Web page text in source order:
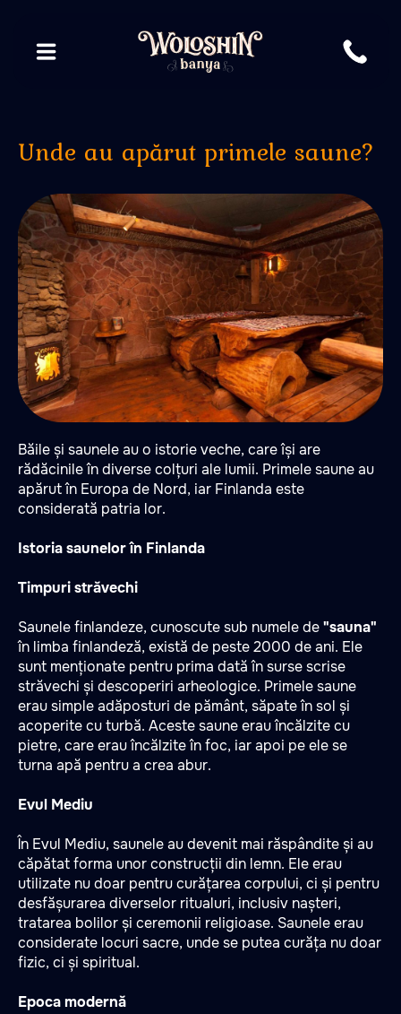
Unde au apărut primele saune?
Băile și saunele au o istorie veche, care își are
rădăcinile în diverse colțuri ale lumii. Primele saune au
apărut în Europa de Nord, iar Finlanda este
considerată patria lor.
Istoria saunelor în Finlanda
Timpuri străvechi
Saunele finlandeze, cunoscute sub numele de"sauna"
în limba finlandeză, există de peste 2000 de ani. Ele
sunt menționate pentru prima dată în surse scrise
străvechi și descoperiri arheologice. Primele saune
erau simple adăposturi de pământ, săpate în sol și
acoperite cu turbă. Aceste saune erau încălzite cu
pietre, care erau încălzite în foc, iar apoi pe ele se
turna apă pentru a crea abur.
Evul Mediu
În Evul Mediu, saunele au devenit mai răspândite și au
căpătat forma unor construcții din lemn. Ele erau
utilizate nu doar pentru curățarea corpului, ci și pentru
desfășurarea diverselor ritualuri, inclusiv nașteri,
tratarea bolilor și ceremonii religioase. Saunele erau
considerate locuri sacre, unde se putea curăța nu doar
fizic, ci și spiritual.
Epoca modernă